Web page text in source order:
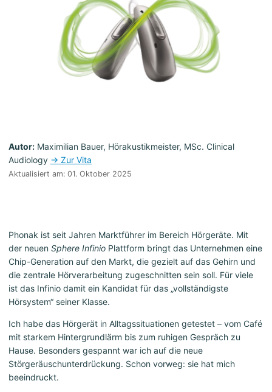
Autor: Maximilian Bauer, Hörakustikmeister, MSc. Clinical
Audiology → Zur Vita
Aktualisiert am: 01. Oktober 2025
Phonak ist seit Jahren Marktführer im Bereich Hörgeräte. Mit
der neuen Sphere Infinio Plattform bringt das Unternehmen eine
Chip-Generation auf den Markt, die gezielt auf das Gehirn und
die zentrale Hörverarbeitung zugeschnitten sein soll. Für viele
ist das Infinio damit ein Kandidat für das „vollständigste
Hörsystem“ seiner Klasse.
Ich habe das Hörgerät in Alltagssituationen getestet – vom Café
mit starkem Hintergrundlärm bis zum ruhigen Gespräch zu
Hause. Besonders gespannt war ich auf die neue
Störgeräuschunterdrückung. Schon vorweg: sie hat mich
beeindruckt.